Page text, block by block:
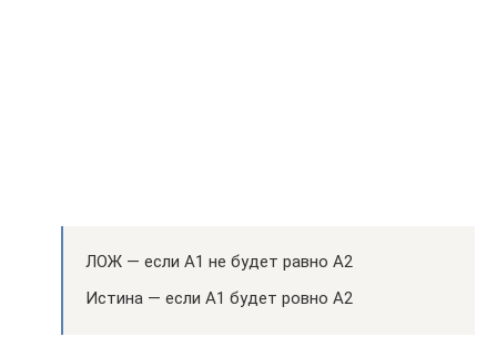
ЛОЖ — если А1 не будет равно А2
Истина — если А1 будет ровно А2